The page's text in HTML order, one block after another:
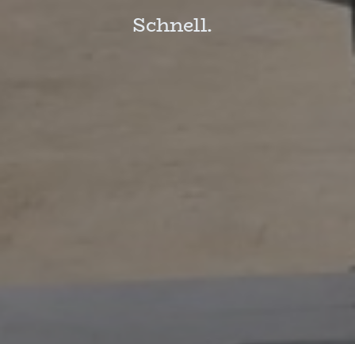
Schnell.